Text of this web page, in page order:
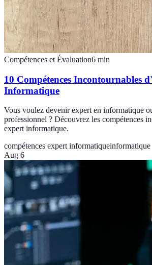
Compétences et Évaluation6 min
10 Compétences Incontournables
Informatique
Vous voulez devenir expert en informatique
professionnel ? Découvrez les compétences
expert informatique.
compétences expert informatiqueinformatique
Aug 6